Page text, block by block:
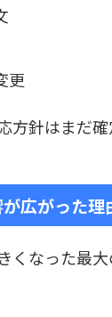
更
方針はまだ
広がった理
くなった最